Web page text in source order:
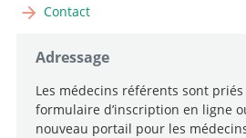
Contact
Adressage
Les médecins référents sont
formulaire d’inscription en ligne
nouveau portail pour les